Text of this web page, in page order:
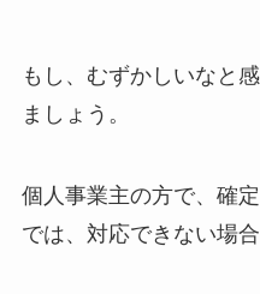
もし、むずかしいなと
ましょう。
個人事業主の方で、確
では、対応できない場